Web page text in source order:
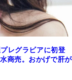
レグラビアに初登
商売。おかげで肝が